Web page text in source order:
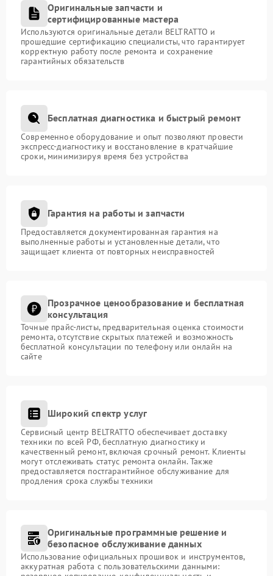
Оригинальные запчасти и
сертифицированные мастера
Используются оригинальные детали BELTRATTO и
прошедшие сертификацию специалисты, что гарантирует
корректную работу после ремонта и сохранение
гарантийных обязательств
Бесплатная диагностика и быстрый ремонт
Современное оборудование и опыт позволяют провести
экспресс-диагностику и восстановление в кратчайшие
сроки, минимизируя время без устройства
Гарантия на работы и запчасти
Предоставляется документированная гарантия на
выполненные работы и установленные детали, что
защищает клиента от повторных неисправностей
Прозрачное ценообразование и бесплатная
консультация
Точные прайс-листы, предварительная оценка стоимости
ремонта, отсутствие скрытых платежей и возможность
бесплатной консультации по телефону или онлайн на
сайте
Широкий спектр услуг
Сервисный центр BELTRATTO обеспечивает доставку
техники по всей РФ, бесплатную диагностику и
качественный ремонт, включая срочный ремонт. Клиенты
могут отслеживать статус ремонта онлайн. Также
предоставляется постгарантийное обслуживание для
продления срока службы техники
Оригинальные программные решение и
безопасное обслуживание данных
Использование официальных прошивок и инструментов,
аккуратная работа с пользовательскими данными: